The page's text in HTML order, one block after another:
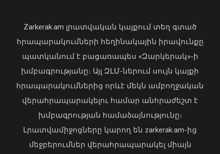
Zarkerak.am լրատվական կայքում տեղ գտած
հրապարակումների հեղինակային իրավունքը
պատկանում է բացառապես «Զարկերակ»-ի
խմբագրությանը։ Այլ ԶԼՄ-ներում սույն կայքի
հրապարակումներից որևէ մեկն ամբողջական
վերահրապարակելու համար անհրաժեշտ է
խմբագրության համաձայնությունը։
Լրատվամիջոցները կարող են zarkerak.am-ից
մեջբերումներ վերահրապարակել միայն